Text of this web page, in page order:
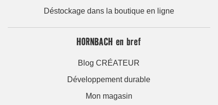
Déstockage dans la boutique en ligne
HORNBACH en bref
Blog CRÉATEUR
Développement durable
Mon magasin